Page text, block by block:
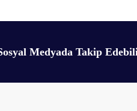
Medyada Takip